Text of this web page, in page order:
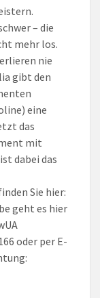
– die
mehr los.
nie
gibt den
eine
das
mit
dabei das
Sie hier:
geht es hier
oder per E-